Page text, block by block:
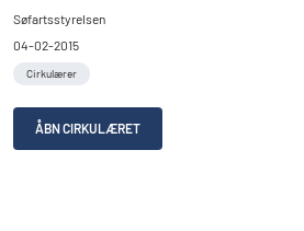
Søfartsstyrelsen
04-02-2015
Cirkulærer
ÅBN CIRKULÆRET